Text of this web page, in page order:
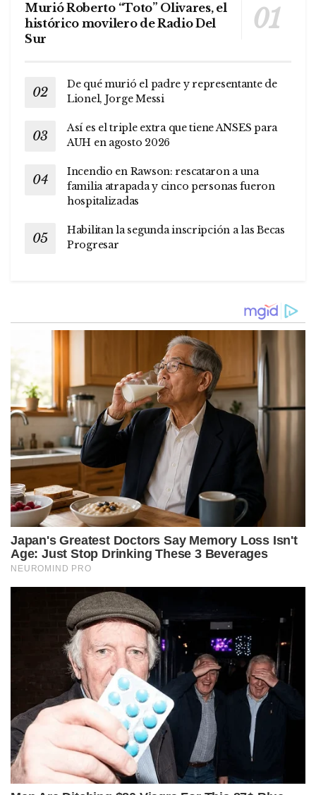
Murió Roberto “Toto” Olivares, el
histórico movilero de Radio Del
Sur
De qué murió el padre y representante de
Lionel, Jorge Messi
Así es el triple extra que tiene ANSES para
AUH en agosto 2026
Incendio en Rawson: rescataron a una
familia atrapada y cinco personas fueron
hospitalizadas
Habilitan la segunda inscripción a las Becas
Progresar